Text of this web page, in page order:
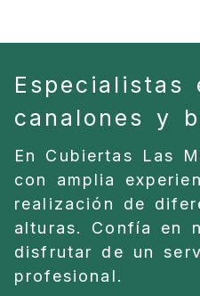
Especialistas
canalones y
En Cubiertas Las
con amplia
realización de
alturas. Confía en
disfrutar de un
profesional.